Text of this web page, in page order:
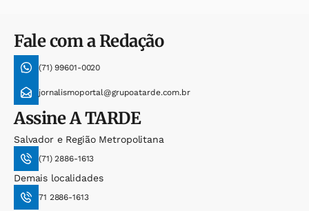
Fale com a Redação
(71) 99601-0020
jornalismoportal@grupoatarde.com.br
AssineA TARDE
Salvador e Região Metropolitana
(71) 2886-1613
Demais localidades
71 2886-1613